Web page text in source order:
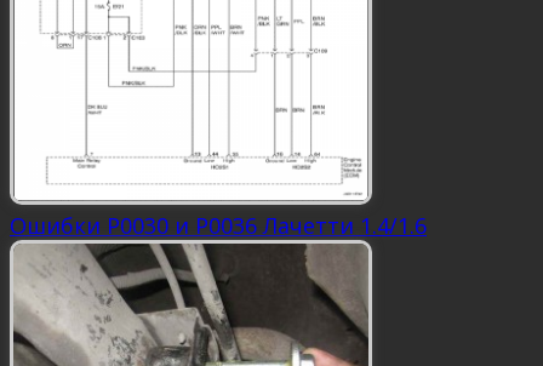
Ошибки Р0030 и Р0036 Лачетти 1.4/1.6